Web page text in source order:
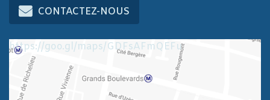
CONTACTEZ-NOUS
https://goo.gl/maps/GDFsAFmQEFu